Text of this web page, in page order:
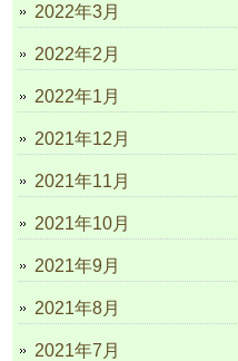
2022年3月
2022年2月
2022年1月
2021年12月
2021年11月
2021年10月
2021年9月
2021年8月
2021年7月